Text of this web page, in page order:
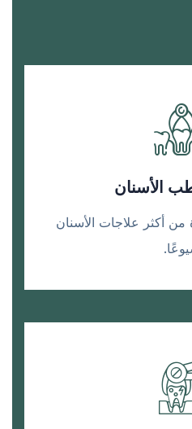
الأسنان
من أكثر علاجات الأسنان